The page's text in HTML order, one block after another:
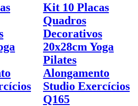
Kit 10 Placas
Quadros
Decorativos
20x28cm Yoga
Pilates
Alongamento
Studio Exercícios
Q165